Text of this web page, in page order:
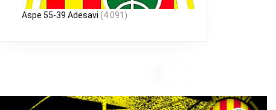
Aspe 55-39 Adesavi (4.091)